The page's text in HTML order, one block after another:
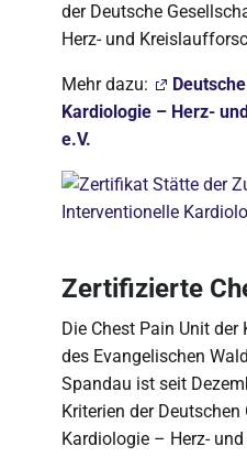
der Deutsche
Herz- und
Mehr dazu:
Kardiologie – Herz-
e.V.
Zertifizierte
Die Chest Pain Unit
des Evangelischen
Spandau ist seit
Kriterien der
Kardiologie – Herz-